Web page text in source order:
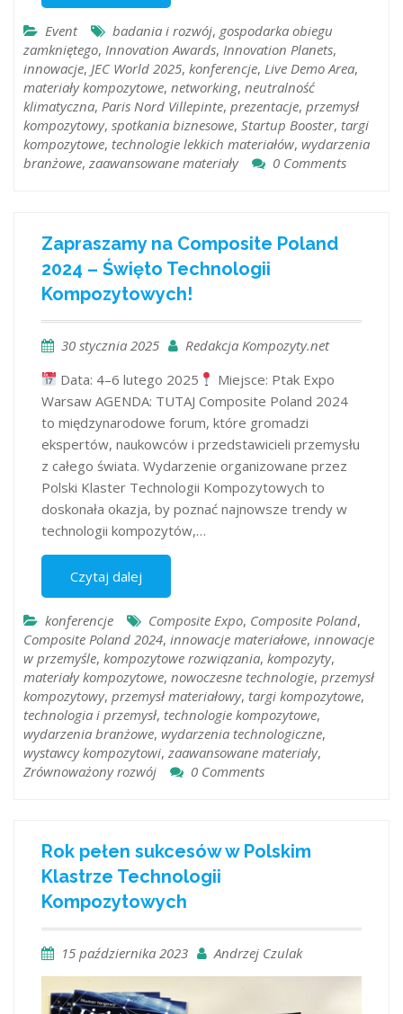
Event badania i rozwój, gospodarka obiegu
zamkniętego, Innovation Awards, Innovation Planets,
innowacje, JEC World 2025, konferencje, Live Demo Area,
materiały kompozytowe, networking, neutralność
klimatyczna, Paris Nord Villepinte, prezentacje, przemysł
kompozytowy, spotkania biznesowe, Startup Booster, targi
kompozytowe, technologie lekkich materiałów, wydarzenia
branżowe, zaawansowane materiały 0 Comments
Zapraszamy na Composite Poland
2024 – Święto Technologii
Kompozytowych!
30 stycznia 2025
Redakcja Kompozyty.net
Data: 4–6 lutego 2025
Miejsce: Ptak Expo
Warsaw AGENDA: TUTAJ Composite Poland 2024
to międzynarodowe forum, które gromadzi
ekspertów, naukowców i przedstawicieli przemysłu
z całego świata. Wydarzenie organizowane przez
Polski Klaster Technologii Kompozytowych to
doskonała okazja, by poznać najnowsze trendy w
technologii kompozytów,…
Czytaj dalej
konferencje Composite Expo, Composite Poland,
Composite Poland 2024, innowacje materiałowe, innowacje
w przemyśle, kompozytowe rozwiązania, kompozyty,
materiały kompozytowe, nowoczesne technologie, przemysł
kompozytowy, przemysł materiałowy, targi kompozytowe,
technologia i przemysł, technologie kompozytowe,
wydarzenia branżowe, wydarzenia technologiczne,
wystawcy kompozytowi, zaawansowane materiały,
Zrównoważony rozwój
0 Comments
Rok pełen sukcesów w Polskim
Klastrze Technologii
Kompozytowych
15 października 2023 Andrzej Czulak